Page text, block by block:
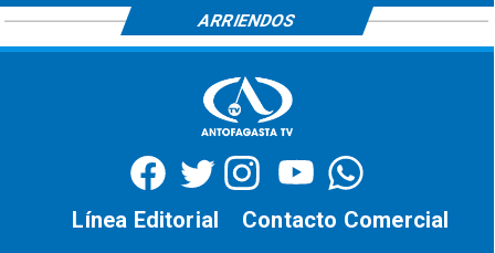
ARRIENDOS
Contacto Comercial
Línea Editorial